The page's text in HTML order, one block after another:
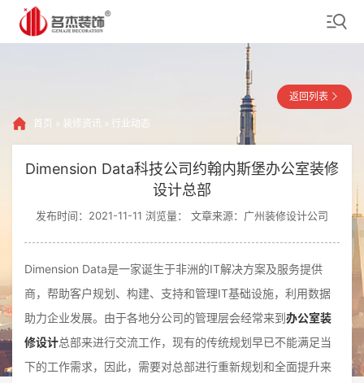
首页 » 装修资讯 » 行业动态
返回列表
Dimension Data科技公司约翰内斯堡办公室装修
设计总部
发布时间：2021-11-11 浏览量： 文章来源：广州装修设计公司
Dimension Data是一家诞生于非洲的IT解决方案及服务提供
商，帮助客户规划、构建、支持和管理IT基础设施，利用数据
助力企业发展。由于各地分公司的管理层会经常来到办公室装
修设计总部来进行交流工作，现有的传统规划早已不能满足当
下的工作需求，因此，需要对总部进行重新规划和全面提升来